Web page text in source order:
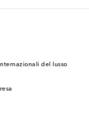
del lusso